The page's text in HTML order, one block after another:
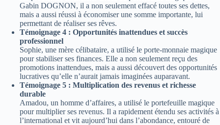
Gabin DOGNON, il a non seulement effacé toutes ses dettes,
mais a aussi réussi à économiser une somme importante, lui
permettant de réaliser ses rêves.
Témoignage 4 : Opportunités inattendues et succès
professionnel
Sophie, une mère célibataire, a utilisé le porte-monnaie magique
pour stabiliser ses finances. Elle a non seulement reçu des
promotions inattendues, mais a aussi découvert des opportunités
lucratives qu’elle n’aurait jamais imaginées auparavant.
Témoignage 5 : Multiplication des revenus et richesse
durable
Amadou, un homme d’affaires, a utilisé le portefeuille magique
pour multiplier ses revenus. Il a rapidement étendu ses activités à
l’international et vit aujourd’hui dans l’abondance, entouré de